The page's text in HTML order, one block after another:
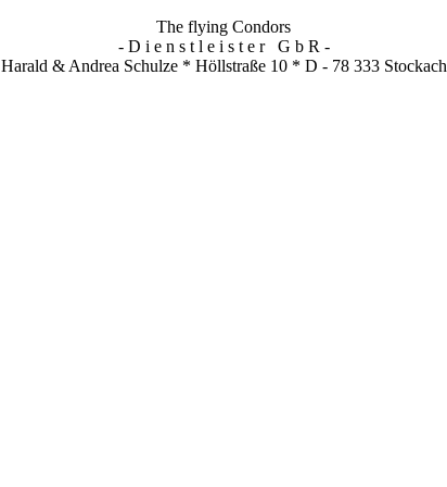
The flying Condors
- D i e n s t l e i s t e r G b R -
Harald & Andrea Schulze * Höllstraße 10 * D - 78 333 Stockach